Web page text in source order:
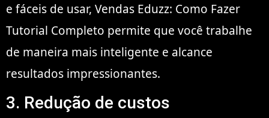
e fáceis de usar, Vendas Eduzz: Como Fazer
Tutorial Completo permite que você trabalhe
de maneira mais inteligente e alcance
resultados impressionantes.
3. Redução de custos